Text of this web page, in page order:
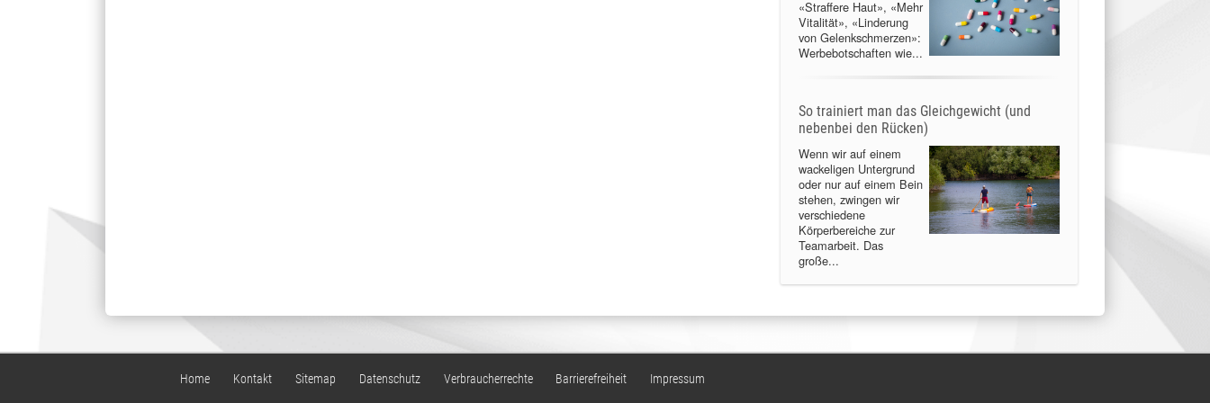
«Straffere Haut», «Mehr
Vitalität», «Linderung
von Gelenkschmerzen»:
Werbebotschaften wie...
So trainiert man das Gleichgewicht (und
nebenbei den Rücken)
Wenn wir auf einem
wackeligen Untergrund
oder nur auf einem Bein
stehen, zwingen wir
verschiedene
Körperbereiche zur
Teamarbeit. Das
große...
Home Kontakt Sitemap Datenschutz Verbraucherrechte Barrierefreiheit Impressum